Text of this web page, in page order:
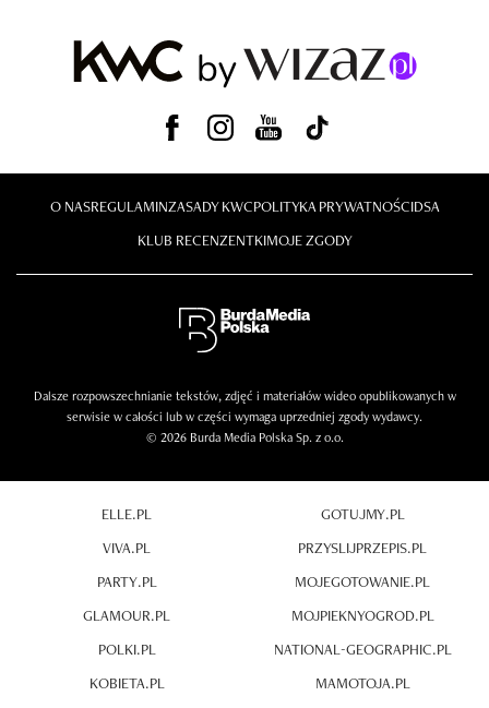
O NASREGULAMINZASADY KWCPOLITYKA PRYWATNOŚCIDSA
KLUB RECENZENTKIMOJE ZGODY
Dalsze rozpowszechnianie tekstów, zdjęć i materiałów wideo opublikowanych w
serwisie w całości lub w części wymaga uprzedniej zgody wydawcy.
© 2026 Burda Media Polska Sp. z o.o.
ELLE.PL
VIVA.PL
PARTY.PL
GLAMOUR.PL
POLKI.PL
KOBIETA.PL
GOTUJMY.PL
PRZYSLIJPRZEPIS.PL
MOJEGOTOWANIE.PL
MOJPIEKNYOGROD.PL
NATIONAL-GEOGRAPHIC.PL
MAMOTOJA.PL